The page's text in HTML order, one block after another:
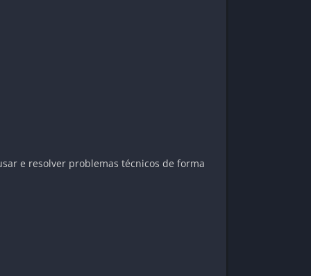
e resolver problemas técnicos de forma